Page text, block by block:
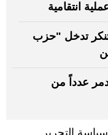
تدخل "حزب
عدداً من